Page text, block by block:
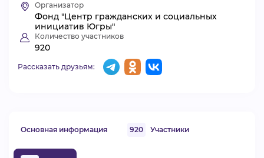
Организатор
Фонд "Центр гражданских и социальных
инициатив Югры"
Количество участников
920
Рассказать друзьям:
Основная информация 920 Участники